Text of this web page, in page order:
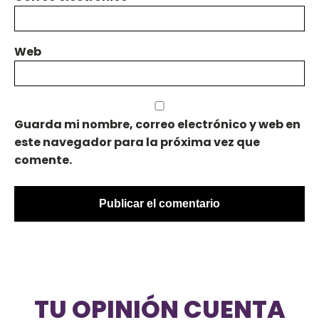
Web
Guarda mi nombre, correo electrónico y web en
este navegador para la próxima vez que
comente.
TU OPINIÓN CUENTA